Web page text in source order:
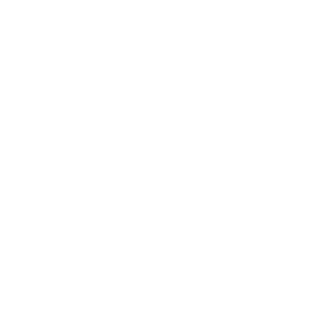
Questions And Answers
time abounding questions asked